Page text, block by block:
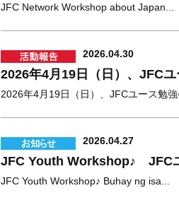
JFC Network Workshop about Japan...
2026.04.30
2026年4月19日（日）、JFC
2026年4月19日（日）、JFCユース勉強
2026.04.27
JFC Youth Workshop♪ JFC
JFC Youth Workshop♪ Buhay ng isa...